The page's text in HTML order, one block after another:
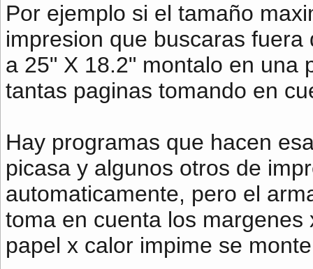
Por ejemplo si el tamaño
impresion que buscaras
a 25" X 18.2" montalo en una
tantas paginas tomando en
Hay programas que hacen
picasa y algunos otros de
automaticamente, pero el
toma en cuenta los
papel x calor impime se